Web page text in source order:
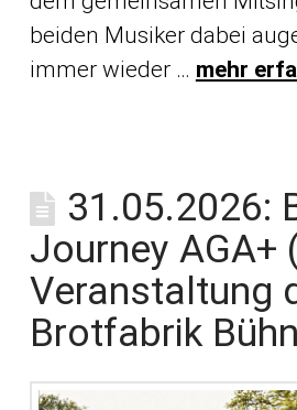
beiden Musiker dabei
immer wieder … mehr
31.05.2026:
Journey AGA+
Veranstaltung
Brotfabrik